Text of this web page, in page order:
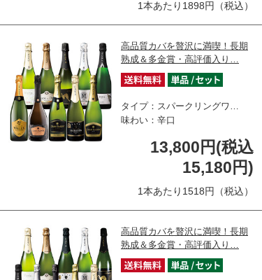
1本あたり1898円（税込）
高品質カバを贅沢に満喫！長期
熟成＆多金賞・高評価入り…
タイプ：スパークリングワ…
味わい：辛口
13,800円(税込
15,180円)
1本あたり1518円（税込）
高品質カバを贅沢に満喫！長期
熟成＆多金賞・高評価入り…